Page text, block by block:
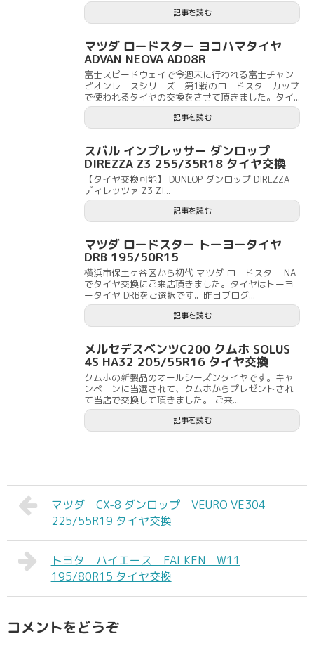
記事を読む
マツダ ロードスター ヨコハマタイヤ
ADVAN NEOVA AD08R
富士スピードウェイで今週末に行われる富士チャン
ピオンレースシリーズ 第1戦のロードスターカップ
で使われるタイヤの交換をさせて頂きました。タイ...
記事を読む
スバル インプレッサー ダンロップ
DIREZZA Z3 255/35R18 タイヤ交換
【タイヤ交換可能】 DUNLOP ダンロップ DIREZZA
ディレッツァ Z3 ZI...
記事を読む
マツダ ロードスター トーヨータイヤ
DRB 195/50R15
横浜市保土ヶ谷区から初代 マツダ ロードスター NA
でタイヤ交換にご来店頂きました。タイヤはトーヨ
ータイヤ DRBをご選択です。昨日ブログ...
記事を読む
メルセデスベンツC200 クムホ SOLUS
4S HA32 205/55R16 タイヤ交換
クムホの新製品のオールシーズンタイヤです。キャ
ンペーンに当選されて、クムホからプレゼントされ
て当店で交換して頂きました。 ご来...
記事を読む
マツダ CX-8 ダンロップ VEURO VE304
225/55R19 タイヤ交換
トヨタ ハイエース FALKEN W11
195/80R15 タイヤ交換
コメントをどうぞ